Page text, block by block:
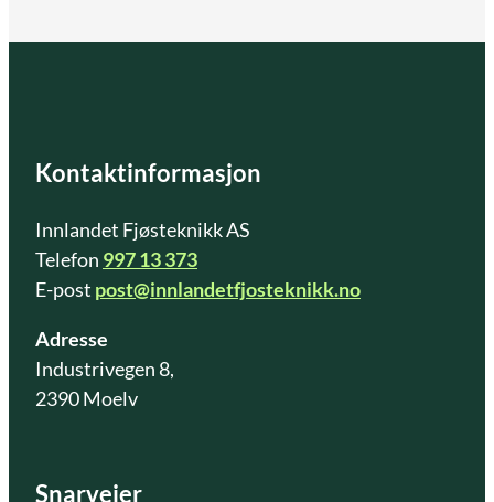
Kontaktinformasjon
Innlandet Fjøsteknikk AS
Telefon 997 13 373
E-post post@innlandetfjosteknikk.no
Adresse
Industrivegen 8,
2390 Moelv
Snarveier